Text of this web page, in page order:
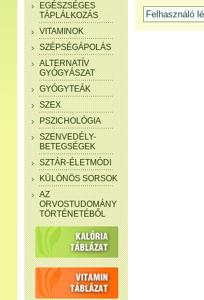
EGÉSZSÉGES
TÁPLÁLKOZÁS
VITAMINOK
SZÉPSÉGÁPOLÁS
ALTERNATÍV
GYÓGYÁSZAT
GYÓGYTEÁK
SZEX
PSZICHOLÓGIA
SZENVEDÉLY-
BETEGSÉGEK
SZTÁR-ÉLETMÓDI
KÜLÖNÖS SORSOK
AZ
ORVOSTUDOMÁNY
TÖRTÉNETÉBŐL